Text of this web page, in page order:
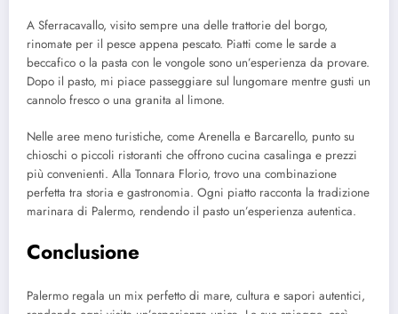
A Sferracavallo, visito sempre una delle trattorie del borgo,
rinomate per il pesce appena pescato. Piatti come le sarde a
beccafico o la pasta con le vongole sono un’esperienza da provare.
Dopo il pasto, mi piace passeggiare sul lungomare mentre gusti un
cannolo fresco o una granita al limone.
Nelle aree meno turistiche, come Arenella e Barcarello, punto su
chioschi o piccoli ristoranti che offrono cucina casalinga e prezzi
più convenienti. Alla Tonnara Florio, trovo una combinazione
perfetta tra storia e gastronomia. Ogni piatto racconta la tradizione
marinara di Palermo, rendendo il pasto un’esperienza autentica.
Conclusione
Palermo regala un mix perfetto di mare, cultura e sapori autentici,